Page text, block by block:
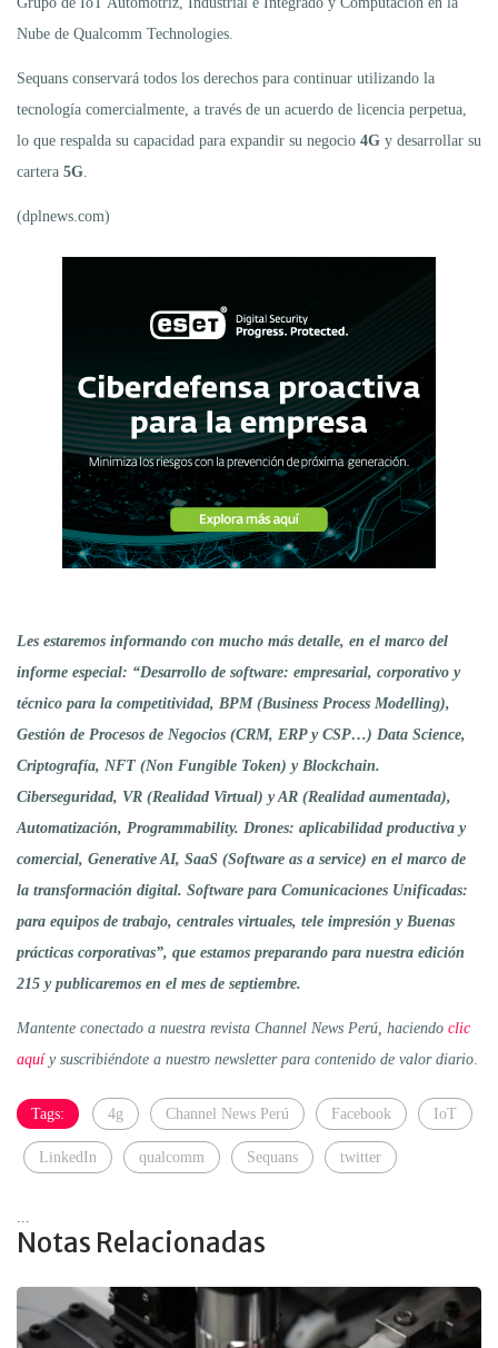
Nube de Qualcomm Technologies.
Sequans conservará todos los derechos para continuar utilizando la
tecnología comercialmente, a través de un acuerdo de licencia perpetua,
lo que respalda su capacidad para expandir su negocio 4G y desarrollar su
cartera 5G
(dplnews.com)
Les estaremos informando con mucho más detalle, en el marco del
informe especial: “Desarrollo de software: empresarial, corporativo y
técnico para la competitividad, BPM (Business Process Modelling),
Gestión de Procesos de Negocios (CRM, ERP y CSP…) Data Science,
Criptografía, NFT (Non Fungible Token) y Blockchain.
Ciberseguridad, VR (Realidad Virtual) y AR (Realidad aumentada),
Automatización, Programmability. Drones: aplicabilidad productiva y
comercial, Generative AI, SaaS (Software as a service) en el marco de
la transformación digital. Software para Comunicaciones Unificadas:
para equipos de trabajo, centrales virtuales, tele impresión y Buenas
prácticas corporativas”, que estamos preparando para nuestra edición
215 y publicaremos en el mes de septiembre.
Mantente conectado a nuestra revista Channel News Perú, haciendo clic
aquíy suscribiéndote a nuestro newsletter para contenido de valor diario
Tags: 4g Channel News Perú Facebook IoT
LinkedIn qualcomm Sequans twitter
Notas Relacionadas